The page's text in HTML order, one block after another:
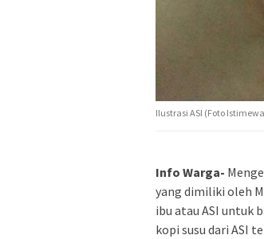
Ilustrasi ASI (Foto
Info Warga-
yang dimiliki oleh
ibu atau ASI untuk
kopi susu dari ASI